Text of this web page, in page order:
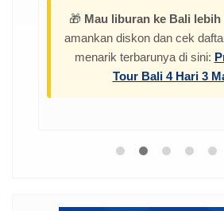
🎁 Mau liburan ke Bali lebih
amankan diskon dan cek
menarik terbarunya di sini:
Tour Bali 4 Hari 3